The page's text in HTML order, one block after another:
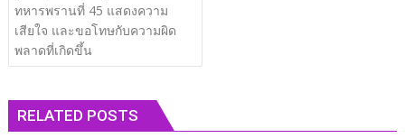
ทหารพรานที่ 45 แสดงความ
เสียใจ และขอโทษกับความผิด
พลาดที่เกิดขึ้น
RELATED POSTS